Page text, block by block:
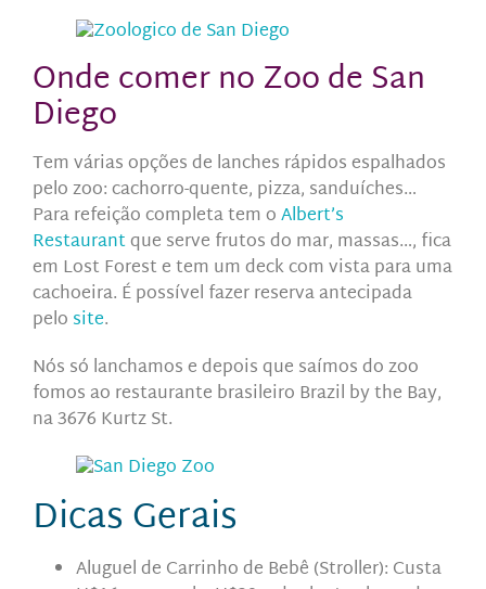
Onde comer no Zoo de San
Diego
Tem várias opções de lanches rápidos espalhados
pelo zoo: cachorro-quente, pizza, sanduíches…
Para refeição completa tem oAlbert’s
Restaurantque serve frutos do mar, massas…, fica
em Lost Forest e tem um deck com vista para uma
cachoeira. É possível fazer reserva antecipada
pelo site.
Nós só lanchamos e depois que saímos do zoo
fomos ao restaurante brasileiro Brazil by the Bay,
na 3676 Kurtz St.
Dicas Gerais
Aluguel de Carrinho de Bebê (Stroller): Custa